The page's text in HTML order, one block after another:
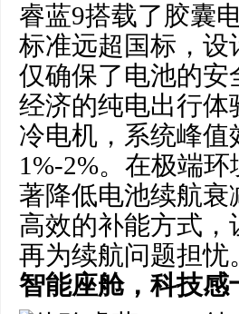
睿蓝9搭载了胶囊
标准远超国标，设
仅确保了电池的
经济的纯电出行体
冷电机，系统峰值
1%-2%。在极端
著降低电池续航衰
高效的补能方式
再为续航问题担忧
智能座舱，科技感